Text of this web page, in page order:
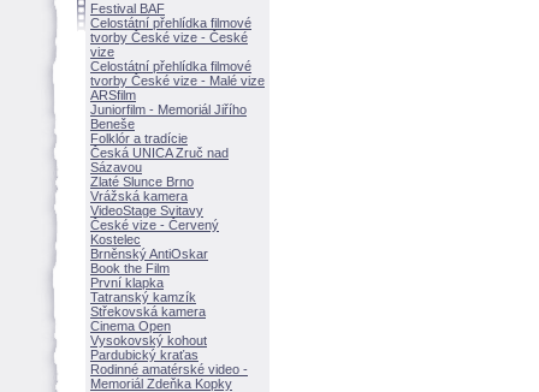
Festival BAF
Celostátní přehlídka filmové
tvorby České vize - České
vize
Celostátní přehlídka filmové
tvorby České vize - Malé vize
ARSfilm
Juniorfilm - Memoriál Jiřího
Beneše
Folklór a tradície
Česká UNICA Zruč nad
Sázavou
Zlaté Slunce Brno
Vrážská kamera
VideoStage Svitavy
České vize - Červený
Kostelec
Brněnský AntiOskar
Book the Film
První klapka
Tatranský kamzík
Střekovská kamera
Cinema Open
Vysokovský kohout
Pardubický kraťas
Rodinné amatérské video -
Memoriál Zdeňka Kopky